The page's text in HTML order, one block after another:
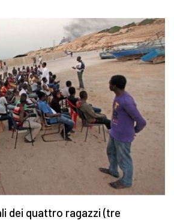
dei quattro ragazzi (tre